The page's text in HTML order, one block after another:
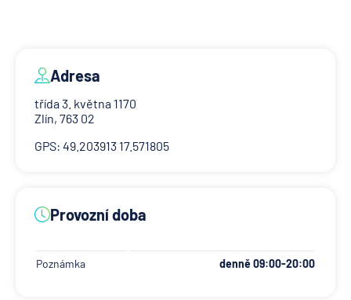
Adresa
třída 3. května 1170
Zlín, 763 02
GPS: 49.203913 17.571805
Provozní doba
Poznámka denně 09:00-20:00